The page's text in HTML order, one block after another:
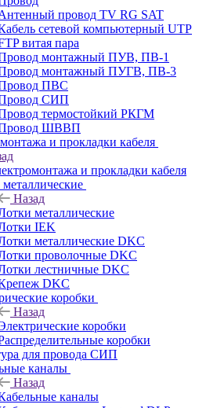
провод TV RG SAT
сетевой компьютерный UTP
витая пара
монтажный ПУВ, ПВ-1
монтажный ПУГВ, ПВ-3
ПВС
СИП
термостойкий РКГМ
ШВВП
и прокладки кабеля
и прокладки кабеля
Назад
металлические
IEK
металлические DKC
проволочные DKC
лестничные DKC
DKC
коробки
Назад
коробки
коробки
для провода СИП
каналы
Назад
каналы